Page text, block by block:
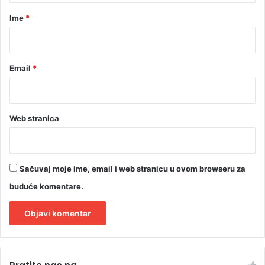
rIme *
Email *
Web stranica
Sačuvaj moje ime, email i web stranicu u ovom browseru za
buduće komentare.